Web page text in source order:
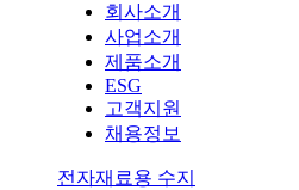
회사소개
사업소개
제품소개
ESG
고객지원
채용정보
전자재료용 수지